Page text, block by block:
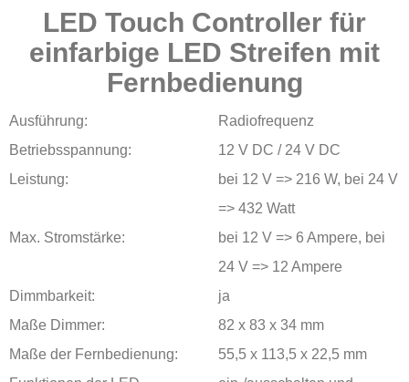
LED Touch Controller für
einfarbige LED Streifen mit
Fernbedienung
Ausführung:
Radiofrequenz
Betriebsspannung:
12 V DC / 24 V DC
Leistung:
bei 12 V => 216 W, bei 24 V
=> 432 Watt
Max. Stromstärke:
bei 12 V => 6 Ampere, bei
24 V => 12 Ampere
Dimmbarkeit:
ja
Maße Dimmer:
82 x 83 x 34 mm
Maße der Fernbedienung:
55,5 x 113,5 x 22,5 mm
Produkte